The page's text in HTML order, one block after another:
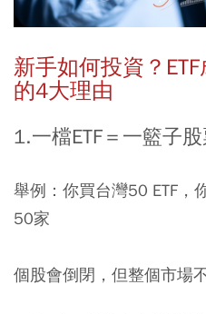
新手如何投資？ ETF
的4大理由
1.一檔ETF＝一籃子
舉例：你買台灣50 ETF，
50家
個股會倒閉，但整個市場不